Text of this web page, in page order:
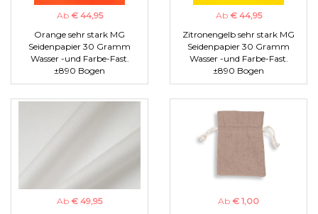
Ab € 44,95
Orange sehr stark MG
Seidenpapier 30 Gramm
Wasser -und Farbe-Fast.
±890 Bogen
Ab € 44,95
Zitronengelb sehr stark MG
Seidenpapier 30 Gramm
Wasser -und Farbe-Fast.
±890 Bogen
Ab € 49,95
Ab € 1,00